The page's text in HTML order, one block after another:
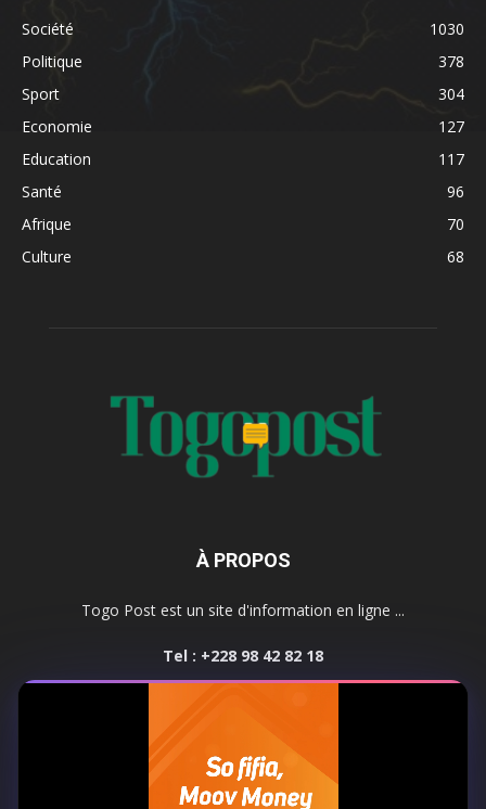
Société
1030
Politique
378
Sport
304
Economie
127
Education
117
Santé
96
Afrique
70
Culture
68
À PROPOS
Togo Post est un site d'information en ligne ...
Tel : +228 98 42 82 18
SUIVEZ NOUS